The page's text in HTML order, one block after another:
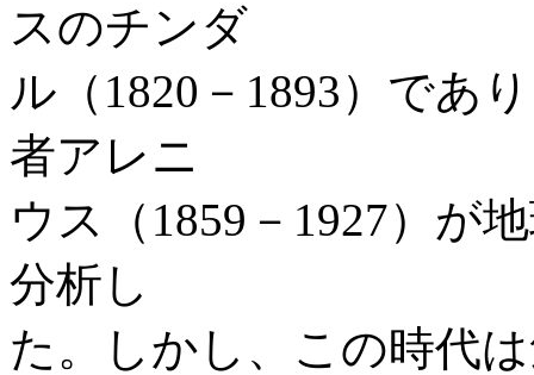
スのチンダ
ル（1820－1893）であ
者アレニ
ウス（1859－1927）が
分析し
た。しかし、この時代